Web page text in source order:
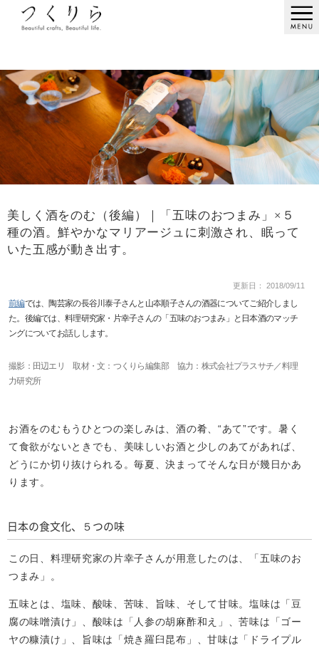
美しく酒をのむ（後編）｜「五味のおつまみ」×５
種の酒。鮮やかなマリアージュに刺激され、眠って
いた五感が動き出す。
更新日： 2018/09/11
前編では、陶芸家の長谷川泰子さんと山夲順子さんの酒器についてご紹介しまし
た。後編では、料理研究家・片幸子さんの「五味のおつまみ」と日本酒のマッチ
ングについてお話しします。
撮影：田辺エリ 取材・文：つくりら編集部 協力：株式会社プラスサチ／料理
力研究所
お酒をのむもうひとつの楽しみは、酒の肴、“あて”です。暑く
て食欲がないときでも、美味しいお酒と少しのあてがあれば、
どうにか切り抜けられる。毎夏、決まってそんな日が幾日かあ
ります。
日本の食文化、５つの味
この日、料理研究家の片幸子さんが用意したのは、「五味のお
つまみ」。
五味とは、塩味、酸味、苦味、旨味、そして甘味。塩味は「豆
腐の味噌漬け」、酸味は「人参の胡麻酢和え」、苦味は「ゴー
ヤの糠漬け」、旨味は「焼き羅臼昆布」、甘味は「ドライプル